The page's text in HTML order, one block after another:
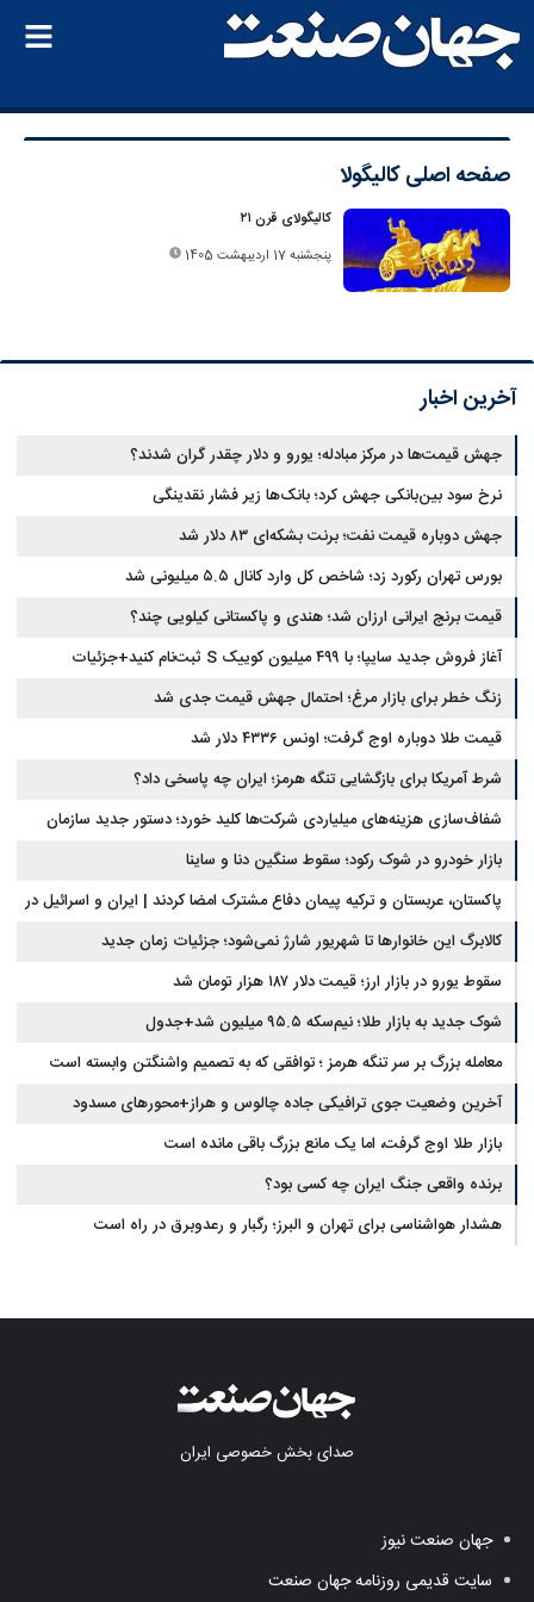
صفحه اصلیکالیگولا
کالیگولای قرن ۲۱
پنجشنبه 17 اردیبهشت 1405
آخرین اخبار
جهش قیمت‌ها در مرکز مبادله؛ یورو و دلار چقدر گران شدند؟
نرخ سود بین‌بانکی جهش کرد؛ بانک‌ها زیر فشار نقدینگی
جهش دوباره قیمت نفت؛ برنت بشکه‌ای ۸۳ دلار شد
بورس تهران رکورد زد؛ شاخص کل وارد کانال ۵.۵ میلیونی شد
قیمت برنج ایرانی ارزان شد؛ هندی و پاکستانی کیلویی چند؟
آغاز فروش جدید سایپا؛ با ۴۹۹ میلیون کوییک S ثبت‌نام کنید+جزئیات
زنگ خطر برای بازار مرغ؛ احتمال جهش قیمت جدی شد
قیمت طلا دوباره اوج گرفت؛ اونس ۴۳۳۶ دلار شد
شرط آمریکا برای بازگشایی تنگه هرمز؛ ایران چه پاسخی داد؟
شفاف‌سازی هزینه‌های میلیاردی شرکت‌ها کلید خورد؛ دستور جدید سازمان
بورس
بازار خودرو در شوک رکود؛ سقوط سنگین دنا و ساینا
پاکستان، عربستان و ترکیه پیمان دفاع مشترک امضا کردند | ایران و اسرائیل در
سایه پیمان جدید منطقه‌ای
کالابرگ این خانوارها تا شهریور شارژ نمی‌شود؛ جزئیات زمان جدید
سقوط یورو در بازار ارز؛ قیمت دلار ۱۸۷ هزار تومان شد
شوک جدید به بازار طلا؛ نیم‌سکه ۹۵.۵ میلیون شد+جدول
معامله بزرگ بر سر تنگه هرمز ؛ توافقی که به تصمیم واشنگتن وابسته است
آخرین وضعیت جوی ترافیکی جاده چالوس و هراز+محورهای مسدود
بازار طلا اوج گرفت، اما یک مانع بزرگ باقی مانده است
برنده واقعی جنگ ایران چه کسی بود؟
هشدار هواشناسی برای تهران و البرز؛ رگبار و رعدوبرق در راه است
صدای بخش خصوصی ایران
جهان صنعت نیوز
سایت قدیمی روزنامه جهان صنعت